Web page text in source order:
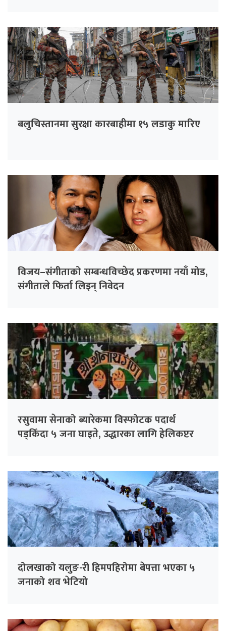
बलुचिस्तानमा सुरक्षा कारबाहीमा १५ लडाकु मारिए
विजय–संगीताको सम्बन्धविच्छेद प्रकरणमा नयाँ मोड,
संगीता‍ले फिर्ता लिइन् निवेदन
रसुवामा सेनाको ब्यारेकमा विस्फोटक पदार्थ
पड्किँदा ५ जना घाइते, उद्धारका लागि हेलिकप्टर
दोलखाको यलुङ-री हिमपहिरोमा बेपत्ता भएका ५
जनाको शव भेटियो